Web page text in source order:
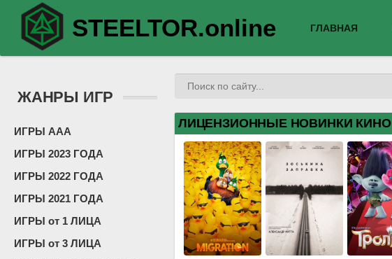
STEELTOR.online ГЛАВНАЯ
ЖАНРЫ ИГР
ИГРЫ ААА
ИГРЫ 2023 ГОДА
ИГРЫ 2022 ГОДА
ИГРЫ 2021 ГОДА
ИГРЫ от 1 ЛИЦА
ИГРЫ от 3 ЛИЦА
ЛИЦЕНЗИОННЫЕ НОВИНКИ КИНО